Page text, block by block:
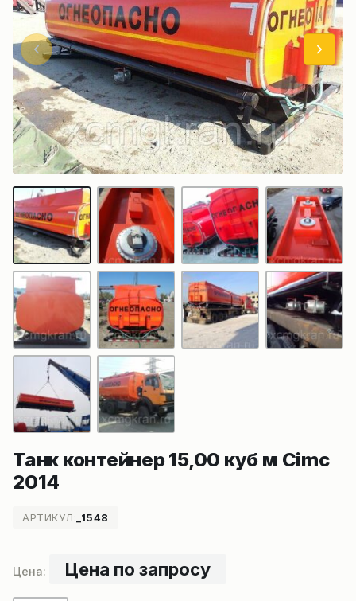
Танк контейнер 15,00 куб м Cimc
2014
АРТИКУЛ: _1548
Цена по запросу